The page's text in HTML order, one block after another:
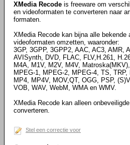
XMedia Recode is freeware om
en videoformaten te converteren naar
formaten.
XMedia Recode kan bijna alle bekende
videoformaten omzetten, waaronder:
3GP, 3GPP, 3GPP2, AAC, AC3, AMR,
AVISynth, DVD, FLAC, FLV,H.261,
M4A, M1V, M2V, M4V,
MPEG-1, MPEG-2, MPEG-4, TS, TRP,
MP4, MP4V, MOV,QT, OGG, PSP,
VOB, WAV, WebM, WMA en WMV.
XMedia Recode kan alleen
converteren.
Stel een correctie voor